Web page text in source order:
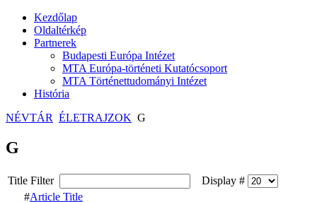
Kezdőlap
Oldaltérkép
Partnerek
Budapesti Európa Intézet
MTA Európa-történeti Kutatócsoport
MTA Történettudományi Intézet
História
NÉVTÁR ÉLETRAJZOK G
G
Title Filter
Display #
#Article Title